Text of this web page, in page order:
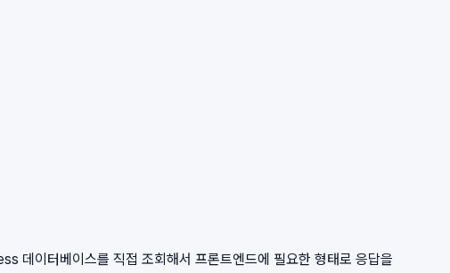
데이터베이스를 직접 조회해서 프론트엔드에 필요한 형태로 응답을